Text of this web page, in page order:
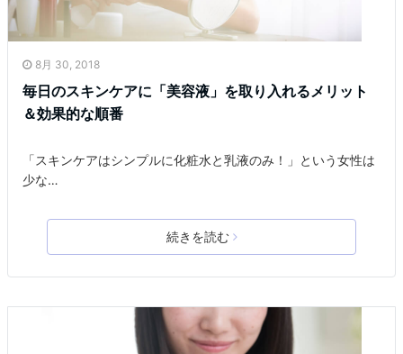
8月 30, 2018
毎日のスキンケアに「美容液」を取り入れるメリット
＆効果的な順番
「スキンケアはシンプルに化粧水と乳液のみ！」という女性は
少な…
続きを読む